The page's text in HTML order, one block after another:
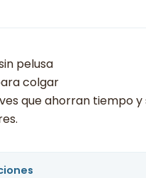
pelusa
colgar
que ahorran tiempo y